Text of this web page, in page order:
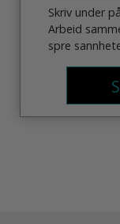
Skriv under
Arbeid
spre